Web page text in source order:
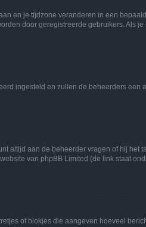
en je tijdzone veranderen in een
door geregistreerde gebruikers. Als je
ingesteld en zullen de beheerders een
altijd aan de beheerder vragen of hij het
van phpBB Limited (de link staat
of blokjes die aangeven hoeveel